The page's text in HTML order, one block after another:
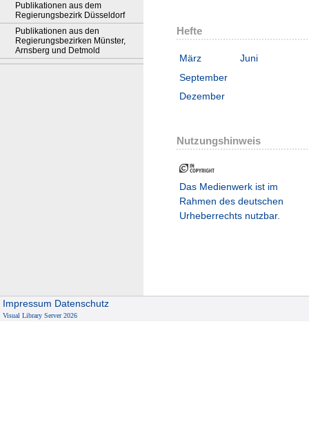
Publikationen aus dem
Regierungsbezirk Düsseldorf
Publikationen aus den
Regierungsbezirken Münster,
Arnsberg und Detmold
Hefte
März
Juni
September
Dezember
Nutzungshinweis
Das Medienwerk ist im
Rahmen des deutschen
Urheberrechts nutzbar.
Impressum Datenschutz
Visual Library Server 2026